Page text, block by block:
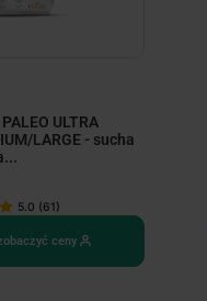
ULTRA
LARGE - sucha
5.0 (61)
ceny